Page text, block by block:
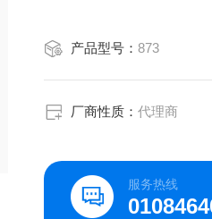
产品型号：873
厂商性质：代理商
服务热线